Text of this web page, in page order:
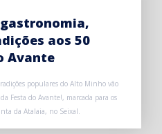
aos 50
Avante
populares do Alto Minho vão
Festa do Avante!, marcada para os
da Atalaia, no Seixal.